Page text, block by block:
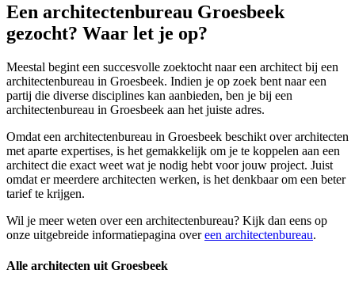
Een architectenbureau Groesbeek
gezocht? Waar let je op?
Meestal begint een succesvolle zoektocht naar een architect bij een
architectenbureau in Groesbeek. Indien je op zoek bent naar een
partij die diverse disciplines kan aanbieden, ben je bij een
architectenbureau in Groesbeek aan het juiste adres.
Omdat een architectenbureau in Groesbeek beschikt over architecten
met aparte expertises, is het gemakkelijk om je te koppelen aan een
architect die exact weet wat je nodig hebt voor jouw project. Juist
omdat er meerdere architecten werken, is het denkbaar om een beter
tarief te krijgen.
Wil je meer weten over een architectenbureau? Kijk dan eens op
onze uitgebreide informatiepagina overeen architectenbureau.
Alle architecten uit Groesbeek